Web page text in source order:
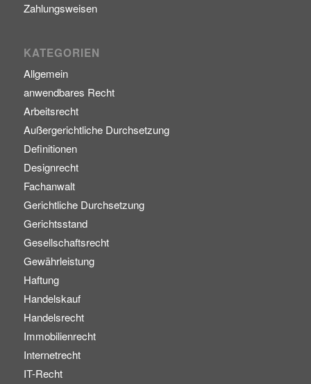
Zahlungsweisen
KATEGORIEN
Allgemein
anwendbares Recht
Arbeitsrecht
Außergerichtliche Durchsetzung
Definitionen
Designrecht
Fachanwalt
Gerichtliche Durchsetzung
Gerichtsstand
Gesellschaftsrecht
Gewährleistung
Haftung
Handelskauf
Handelsrecht
Immobilienrecht
Internetrecht
IT-Recht